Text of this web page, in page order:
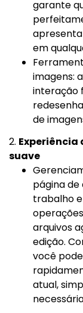
garante
em
imagens:
interação
de
2.
suave
página de
trabalho
arquivos
edição.
você
atual,